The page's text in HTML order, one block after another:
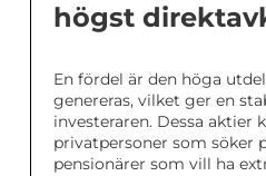
högst
En fördel är den höga
genereras, vilket ger en
investeraren. Dessa aktier
privatpersoner som söker
pensionärer som vill ha